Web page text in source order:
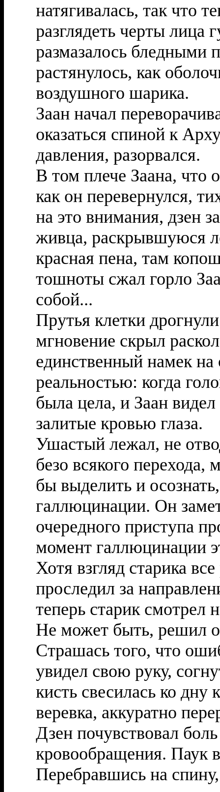
натягивалась, так что
разглядеть черты лица
размазалось бледными
растянулось, как
воздушного шарика.
Заан начал
оказаться спиной к
давления, разорвался.
В том плече Заана, что
как он перевернулся,
на это внимания, дзен
живца, раскрывшуюся
красная пена, там
тошноты сжал горло
собой...
Прутья клетки
мгновение скрыл
единственный намек
реальностью: когда
была цела, и Заан
залитые кровью глаза.
Ушастый лежал, не
безо всякого
бы выделить и
галлюцинации. Он
очередного приступа
момент галлюцинации
Хотя взгляд старика
проследил за
теперь старик смотрел
Не может быть, решил
Страшась того, что
увидел свою руку,
кисть свесилась ко дну
веревка, аккуратно
Дзен почувствовал
кровообращения. Паук
Перебравшись на